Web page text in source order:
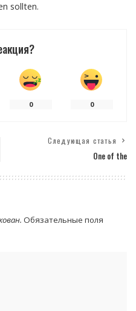
sollten.
0 0
Следующая статья
One of the
Обязательные поля